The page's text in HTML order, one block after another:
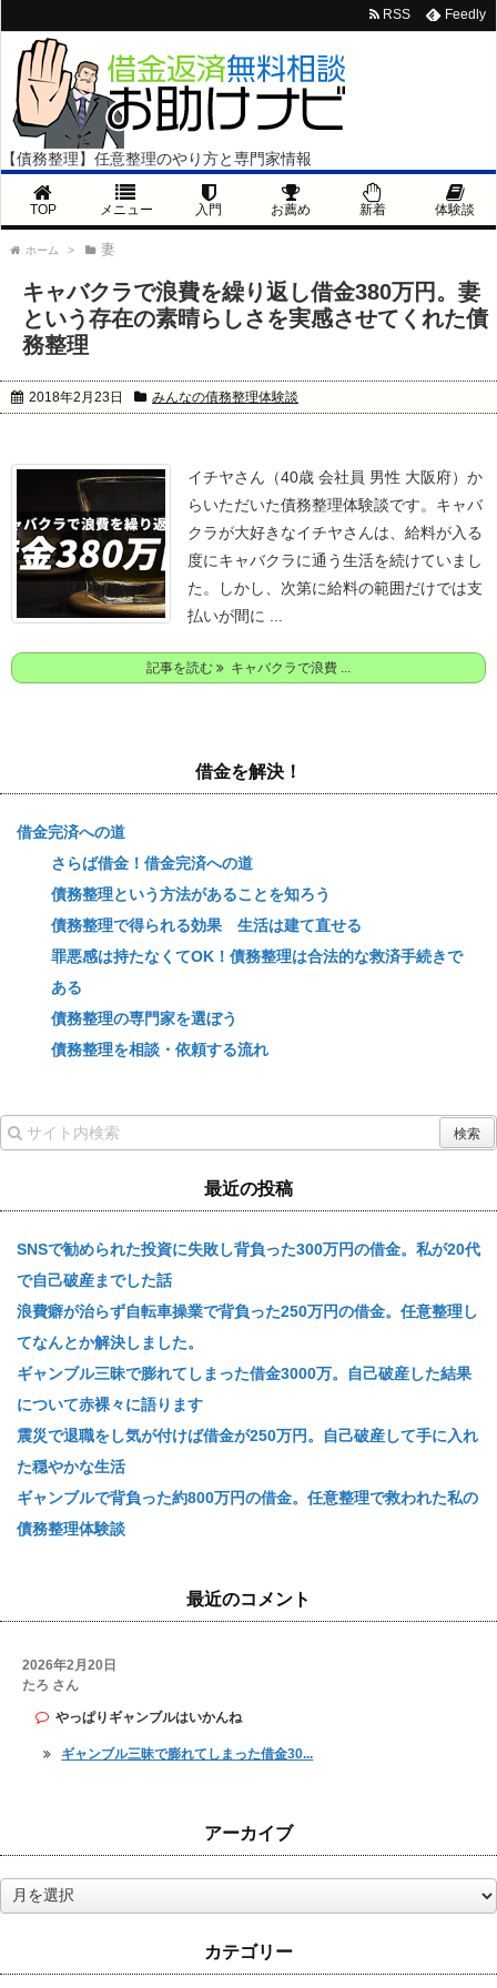
【債務整理】任意整理のやり方と専門家情報
TOP メニュー 入門 お薦め 新着 体験談
RSS Feedly
ホーム > 妻
キャバクラで浪費を繰り返し借金380万円。妻
という存在の素晴らしさを実感させてくれた債
務整理
2018年2月23日 みんなの債務整理体験談
イチヤさん（40歳 会社員 男性 大阪府）か
らいただいた債務整理体験談です。 キャバ
クラが大好きなイチヤさんは、給料が入る
度にキャバクラに通う生活を続けていまし
た。
しかし、次第に給料の範囲だけでは支
払いが間に ...
記事を読む キャバクラで浪費 ...
借金を解決！
借金完済への道
さらば借金！借金完済への道
債務整理という方法があることを知ろう
債務整理で得られる効果 生活は建て直せる
罪悪感は持たなくてOK！債務整理は合法的な救済手続きで
ある
債務整理の専門家を選ぼう
債務整理を相談・依頼する流れ
最近の投稿
SNSで勧められた投資に失敗し背負った300万円の借金。私が20代
で自己破産までした話
浪費癖が治らず自転車操業で背負った250万円の借金。任意整理し
てなんとか解決しました。
ギャンブル三昧で膨れてしまった借金3000万。自己破産した結果
について赤裸々に語ります
震災で退職をし気が付けば借金が250万円。自己破産して手に入れ
た穏やかな生活
ギャンブルで背負った約800万円の借金。任意整理で救われた私の
債務整理体験談
最近のコメント
2026年2月20日
たろ さん
やっぱりギャンブルはいかんね
ギャンブル三昧で膨れてしまった借金30...
アーカイブ
ー
ブ
カテゴリー